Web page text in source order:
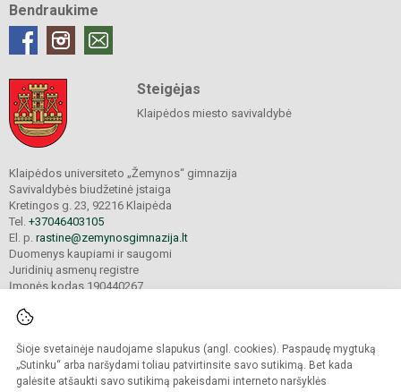
Šioje svetainėje naudojame slapukus (angl. cookies). Paspaudę mygtuką
„Sutinku“ arba naršydami toliau patvirtinsite savo sutikimą. Bet kada
galėsite atšaukti savo sutikimą pakeisdami interneto naršyklės
Bendraukime
Steigėjas
Klaipėdos miesto savivaldybė
Klaipėdos universiteto „Žemynos“ gimnazija
Savivaldybės biudžetinė įstaiga
Kretingos g. 23, 92216 Klaipėda
Tel. +37046403105
El. p. rastine@zemynosgimnazija.lt
Duomenys kaupiami ir saugomi
Juridinių asmenų registre
Įmonės kodas 190440267
© 2022. Klaipėdos universiteto „Žemynos“ gimnazija. Visos teisės saugomos.
Kopijuoti turinį be raštiško gimnazijos sutikimo griežtai draudžiama.
Prieinamumo paraiška Slapukų valdymas